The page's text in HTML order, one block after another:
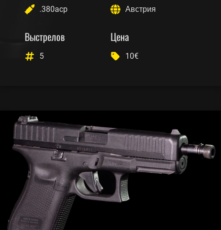
.380acp Австрия
Выстрелов
5
Цена
10€